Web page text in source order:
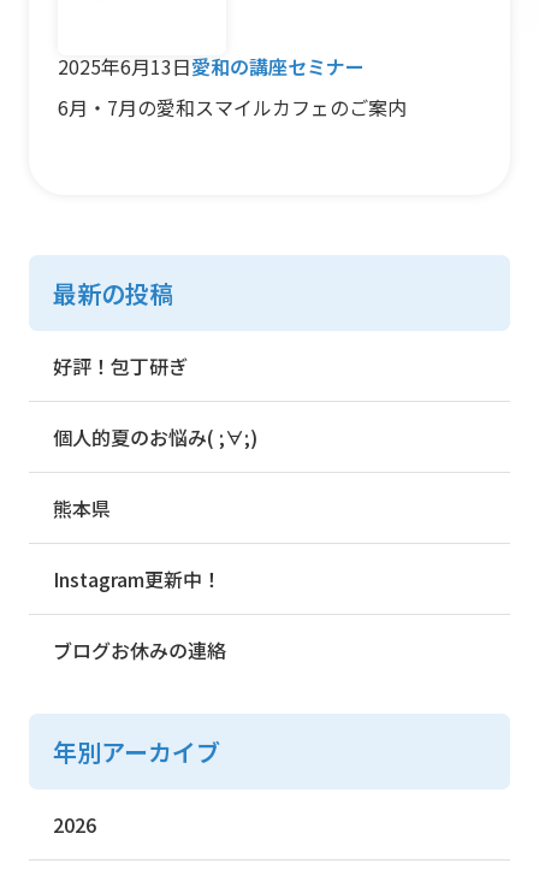
2025年6月13日愛和の講座セミナー
6月・7月の愛和スマイルカフェのご案内
最新の投稿
好評！包丁研ぎ
個人的夏のお悩み( ;∀;)
熊本県
Instagram更新中！
ブログお休みの連絡
年別アーカイブ
2026